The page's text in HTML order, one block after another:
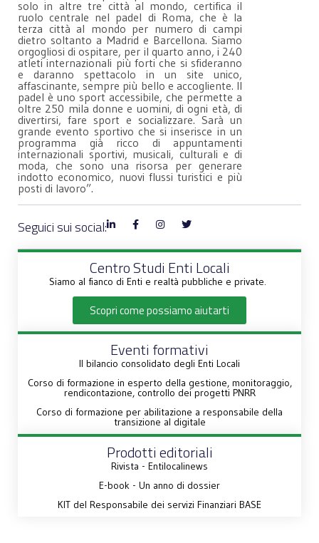
solo in altre tre città al mondo, certifica il
ruolo centrale nel padel di Roma, che è la
terza città al mondo per numero di campi
dietro soltanto a Madrid e Barcellona. Siamo
orgogliosi di ospitare, per il quarto anno, i 240
atleti internazionali più forti che si sfideranno
e daranno spettacolo in un site unico,
affascinante, sempre più bello e accogliente. Il
padel è uno sport accessibile, che permette a
oltre 250 mila donne e uomini, di ogni età, di
divertirsi, fare sport e socializzare. Sarà un
grande evento sportivo che si inserisce in un
programma già ricco di appuntamenti
internazionali sportivi, musicali, culturali e di
moda, che sono una risorsa per generare
indotto economico, nuovi flussi turistici e più
posti di lavoro”.
Seguici sui social:
Centro Studi Enti Locali
Siamo al fianco di Enti e realtà pubbliche e private.
Scopri come possiamo aiutarti
Eventi formativi
Il bilancio consolidato degli Enti Locali
Corso di formazione in esperto della gestione, monitoraggio,
rendicontazione, controllo dei progetti PNRR
Corso di formazione per abilitazione a responsabile della
transizione al digitale
Prodotti editoriali
Rivista - Entilocalinews
E-book - Un anno di dossier
KIT del Responsabile dei servizi Finanziari BASE